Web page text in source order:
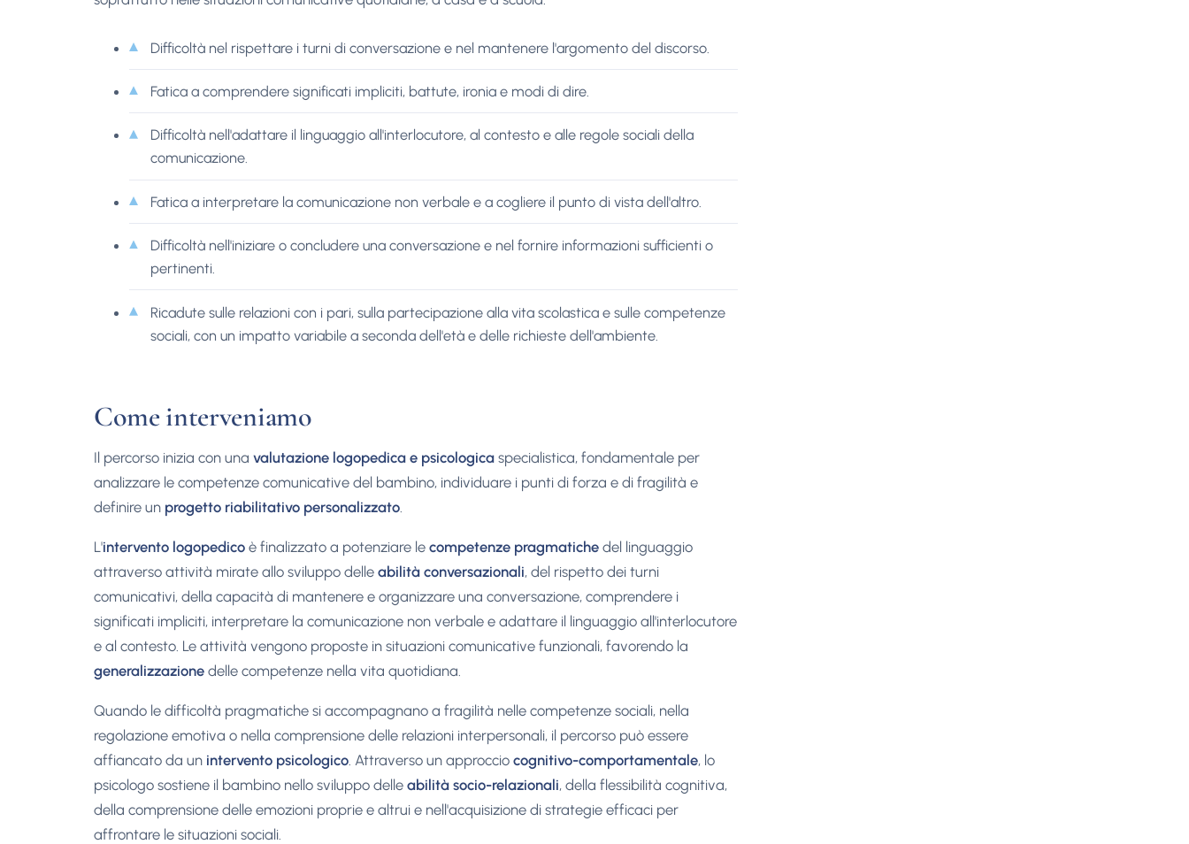
Difficoltà nel rispettare i turni di conversazione e nel mantenere l'argomento del discorso.
Fatica a comprendere significati impliciti, battute, ironia e modi di dire.
Difficoltà nell'adattare il linguaggio all'interlocutore, al contesto e alle regole sociali della
comunicazione.
Fatica a interpretare la comunicazione non verbale e a cogliere il punto di vista dell'altro.
Difficoltà nell'iniziare o concludere una conversazione e nel fornire informazioni sufficienti o
pertinenti.
Ricadute sulle relazioni con i pari, sulla partecipazione alla vita scolastica e sulle competenze
sociali, con un impatto variabile a seconda dell'età e delle richieste dell'ambiente.
Come interveniamo
Il percorso inizia con una valutazione logopedica e psicologica specialistica, fondamentale per
analizzare le competenze comunicative del bambino, individuare i punti di forza e di fragilità e
definire un progetto riabilitativo personalizzato
L'intervento logopedico è finalizzato a potenziare le competenze pragmatiche del linguaggio
attraverso attività mirate allo sviluppo delle abilità conversazionali, del rispetto dei turni
comunicativi, della capacità di mantenere e organizzare una conversazione, comprendere i
significati impliciti, interpretare la comunicazione non verbale e adattare il linguaggio all'interlocutore
e al contesto. Le attività vengono proposte in situazioni comunicative funzionali, favorendo la
generalizzazione delle competenze nella vita quotidiana.
Quando le difficoltà pragmatiche si accompagnano a fragilità nelle competenze sociali, nella
regolazione emotiva o nella comprensione delle relazioni interpersonali, il percorso può essere
affiancato da un intervento psicologico . Attraverso un approccio cognitivo-comportamentale, lo
psicologo sostiene il bambino nello sviluppo delle abilità socio-relazionali, della flessibilità cognitiva,
della comprensione delle emozioni proprie e altrui e nell'acquisizione di strategie efficaci per
affrontare le situazioni sociali.